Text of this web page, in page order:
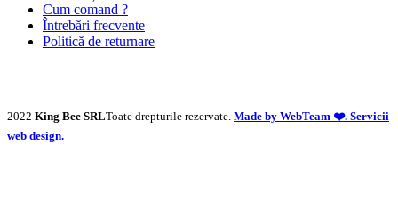
Cum comand ?
Întrebări frecvente
Politică de returnare
2022 King Bee SRLToate drepturile rezervate. Made by WebTeam ❤️. Servicii
web design.